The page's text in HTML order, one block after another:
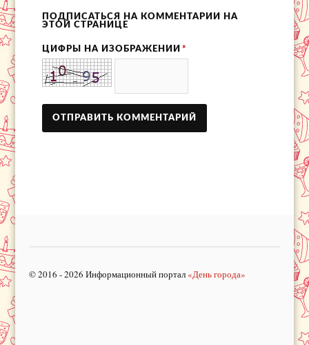
ПОДПИСАТЬСЯ НА КОММЕНТАРИИ НА
ЭТОЙ СТРАНИЦЕ
ЦИФРЫ НА ИЗОБРАЖЕНИИ *
© 2016 - 2026 Информационный портал «День города»